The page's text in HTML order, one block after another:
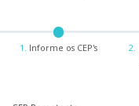
1. Informe os CEP's 2.